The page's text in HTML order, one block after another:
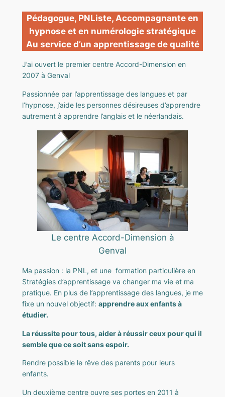
Pédagogue, PNListe, Accompagnante en
hypnose et en numérologie stratégique
Au service d’un apprentissage de qualité
J’ai ouvert le premier centre Accord-Dimension en
2007 à Genval
Passionnée par l’apprentissage des langues et par
l’hypnose, j’aide les personnes désireuses d’apprendre
autrement à apprendre l’anglais et le néerlandais.
Le centre Accord-Dimension à
Genval
Ma passion : la PNL, et une formation particulière en
Stratégies d’apprentissage va changer ma vie et ma
pratique. En plus de l’apprentissage des langues, je me
fixe un nouvel objectif: apprendre aux enfants à
étudier.
La réussite pour tous, aider à réussir ceux pour qui il
semble que ce soit sans espoir.
Rendre possible le rêve des parents pour leurs
enfants.
Un deuxième centre ouvre ses portes en 2011 à